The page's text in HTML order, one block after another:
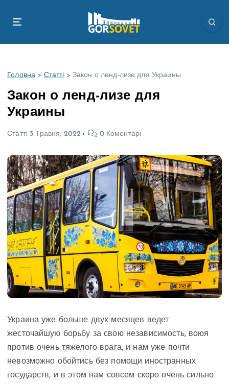
Головна > Статті > Закон о ленд-лизе для Украины
Закон о ленд-лизе для
Украины
Статті 3 Травня, 2022 0 Коментарі
Украина уже больше двух месяцев ведет
жесточайшую борьбу за свою независимость, воюя
против очень тяжелого врага, и нам уже почти
невозможно обойтись без помощи иностранных
государств, и в этом нам совсем скоро очень сильно